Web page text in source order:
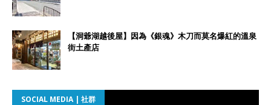
【洞爺湖越後屋】因為《銀魂》木刀而莫名爆紅的溫泉
街土產店
SOCIAL MEDIA | 社群